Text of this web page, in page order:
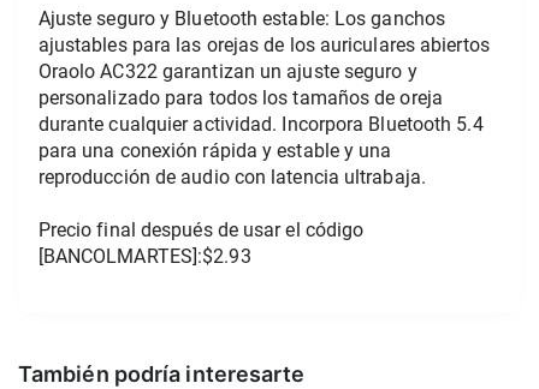
Ajuste seguro y Bluetooth estable: Los ganchos
ajustables para las orejas de los auriculares abiertos
Oraolo AC322 garantizan un ajuste seguro y
personalizado para todos los tamaños de oreja
durante cualquier actividad. Incorpora Bluetooth 5.4
para una conexión rápida y estable y una
reproducción de audio con latencia ultrabaja.
Precio final después de usar el código
[BANCOLMARTES]:$2.93
También podría interesarte